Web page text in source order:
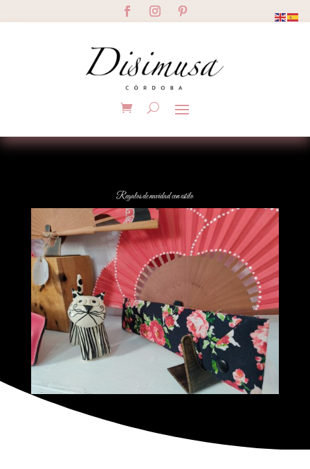
Regalos de navidad con estilo